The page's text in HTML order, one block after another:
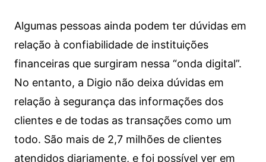
Algumas pessoas ainda podem ter dúvidas em
relação à confiabilidade de instituições
financeiras que surgiram nessa “onda digital”.
No entanto, a Digio não deixa dúvidas em
relação à segurança das informações dos
clientes e de todas as transações como um
todo. São mais de 2,7 milhões de clientes
atendidos diariamente, e foi possível ver em